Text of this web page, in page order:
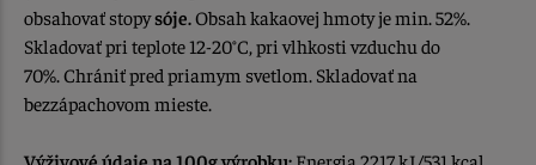
obsahovať stopysóje.Obsah kakaovej hmoty je min. 52%.
Skladovať pri teplote 12-20°C, pri vlhkosti vzduchu do
70%. Chrániť pred priamym svetlom. Skladovať na
bezzápachovom mieste.